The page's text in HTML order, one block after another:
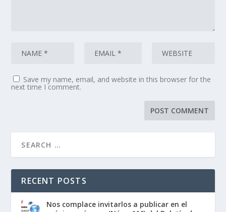
Save my name, email, and website in this browser for the
next time I comment.
RECENT POSTS
Nos complace invitarlos a publicar en el